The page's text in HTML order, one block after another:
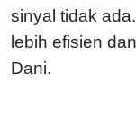
sinyal tidak
lebih efisien
Dani.